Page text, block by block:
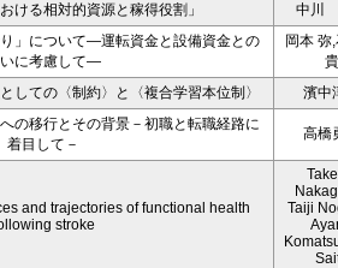
ける相対的資源と稼得役割」
中川
」について―運転資金と設備資金との
に考慮して―
岡本 弥
貴
しての〈制約〉と〈複合学習本位制〉
濱中
の移行とその背景－初職と転職経路に
着目して－
高橋
and trajectories of functional health
stroke
Taiji